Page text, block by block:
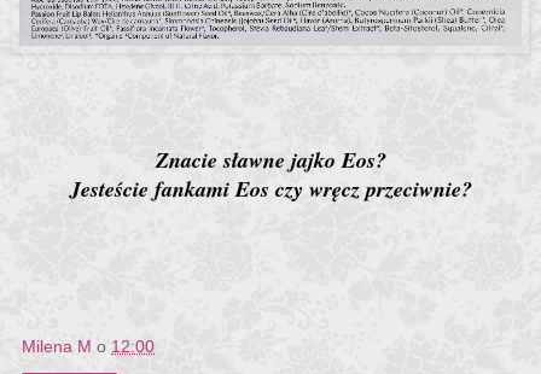
Znacie sławne jajko Eos?
Jesteście fankami Eos czy wręcz przeciwnie?
Milena M o 12:00